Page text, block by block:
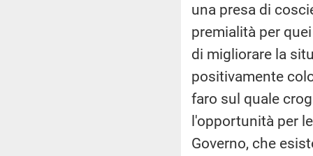
una presa di
premialità per
di migliorare la
positivamente
faro sul quale
l'opportunità per
Governo, che